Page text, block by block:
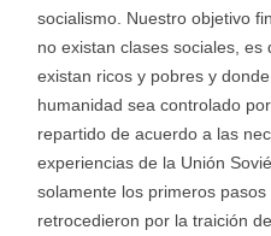
socialismo. Nuestro objetivo
no existan clases sociales,
existan ricos y pobres y
humanidad sea controlado
repartido de acuerdo a las
experiencias de la Unión
solamente los primeros
retrocedieron por la traición